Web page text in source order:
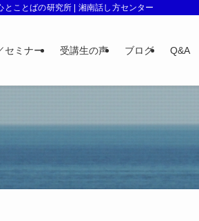
ことばの研究所 | 湘南話し方センター
セミナー 受講生の声 ブログ Q&A